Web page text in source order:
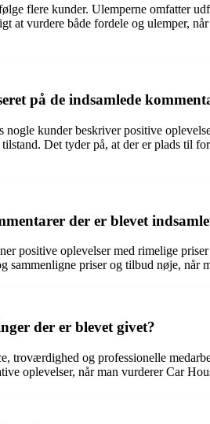
flere kunder. Ulemperne omfatter
vurdere både fordele og ulemper,
på de indsamlede
kunder beskriver positive
Det tyder på, at der er plads til
der er blevet
positive oplevelser med rimelige
priser og tilbud nøje, når
der er blevet givet?
troværdighed og professionelle
oplevelser, når man vurderer Car